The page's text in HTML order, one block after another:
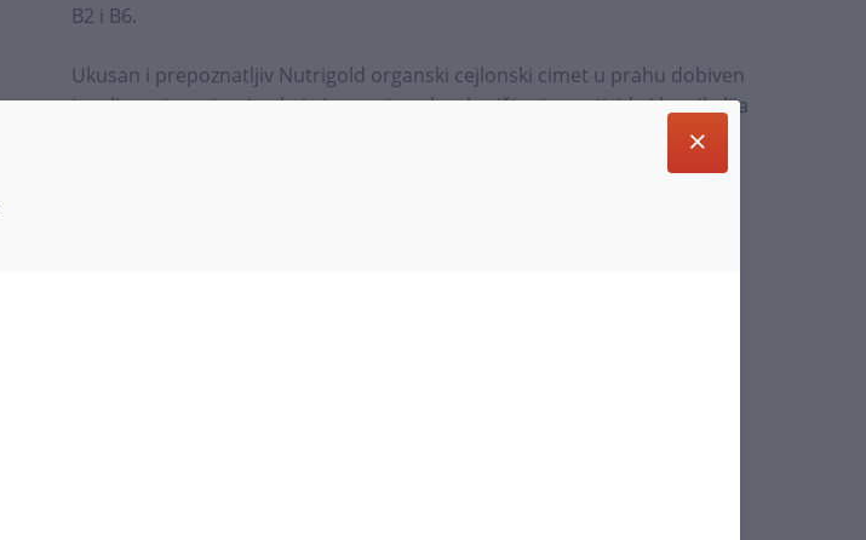
B2 i B6.
Ukusan i prepoznatljiv Nutrigold organski cejlonski cimet u prahu dobiven
je mljevenjem sirovine koja je uzgojena bez korištenja pesticida i kemikalija
kojima se obično tretira tlo kako bi se smanjio broj nametnika i povećali